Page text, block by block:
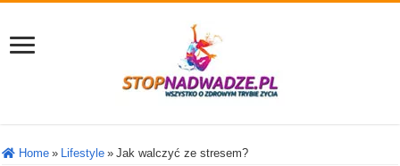
Home » Lifestyle » Jak walczyć ze stresem?